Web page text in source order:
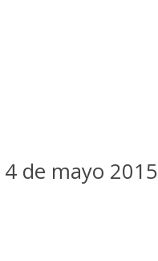
4 de mayo